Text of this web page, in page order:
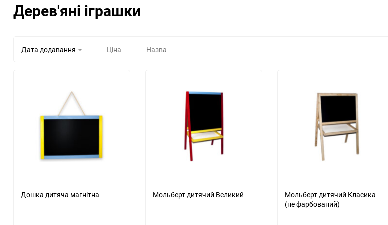
Дерев'яні іграшки
Дата додавання Ціна Назва
Дошка дитяча магнітна Мольберт дитячий Великий
Мольберт дитячий Класика
(не фарбований)